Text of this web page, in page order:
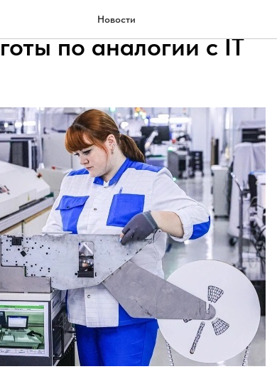
Новости
для инжиниринга
по аналогии с IT